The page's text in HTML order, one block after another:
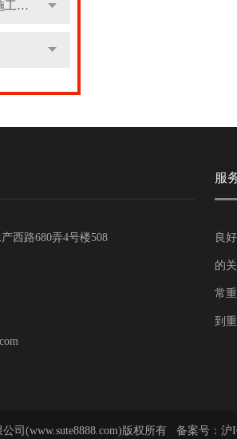
承装修试电力设施施工机具
西路680弄4号楼508
服
良
的
常
到
司(www.sute8888.com)版权所有 备案号： 沪